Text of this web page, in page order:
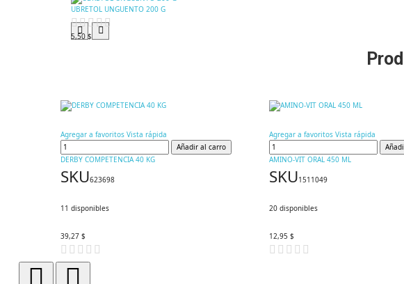
UBRETOL UNGUENTO 200 G
5,50 $
Agregar a favoritos Vista rápida
Añadir al carro
DERBY COMPETENCIA 40 KG
SKU623698
11 disponibles
39,27 $
Agregar a favoritos Vista rápida
AMINO-VIT ORAL 450 ML
SKU1511049
20 disponibles
12,95 $